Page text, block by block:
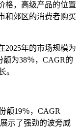
格，高级产品的位置
和郊区的消费者购买
2025年的市场规模为
额为38％，CAGR的
。
额19％，CAGR
示了强劲的波旁威